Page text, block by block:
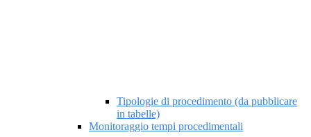
Tipologie di procedimento (da pubblicare
in tabelle)
Monitoraggio tempi procedimentali